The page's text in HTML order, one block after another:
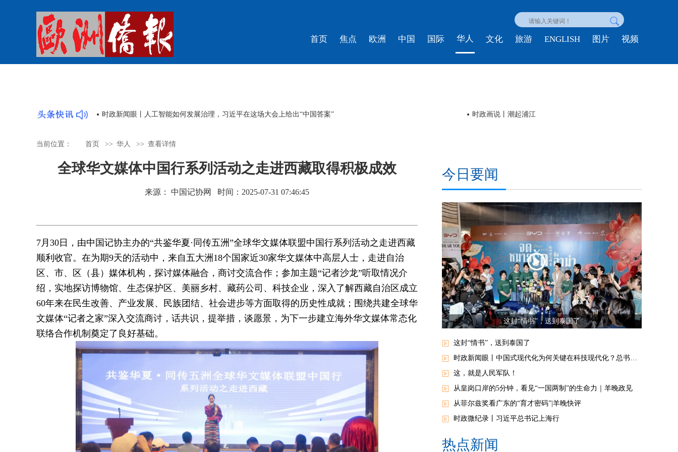
首页 焦点 欧洲 中国 国际 华人 文化 旅游 ENGLISH 图片 视频
习近平在2026世界人工智能大会暨人工智能全球治理高级别会议开幕式上的主旨讲话（全文） 独家视频丨习近平：秉持以人为本、向上向善理念 让人工智能成
当前位置： 首页 >> 华人 >> 查看详情
全球华文媒体中国行系列活动之走进西藏取得积极成效
来源： 中国记协网 时间：2025-07-31 07:46:45
7月30日，由中国记协主办的“共鉴华夏·同传五洲”全球华文媒体联盟中国行系列活动之走进西藏
顺利收官。在为期9天的活动中，来自五大洲18个国家近30家华文媒体中高层人士，走进自治
区、市、区（县）媒体机构，探讨媒体融合，商讨交流合作；参加主题“记者沙龙”听取情况介
绍，实地探访博物馆、生态保护区、美丽乡村、藏药公司、科技企业，深入了解西藏自治区成立
60年来在民生改善、产业发展、民族团结、社会进步等方面取得的历史性成就；围绕共建全球华
文媒体“记者之家”深入交流商讨，话共识，提举措，谈愿景，为下一步建立海外华文媒体常态化
联络合作机制奠定了良好基础。
今日要闻
这封“情书”，送到泰国了
这封“情书”，送到泰国了
时政新闻眼丨中国式现代化为何关键在科技现代化？总书记作出战略指引
这，就是人民军队！
从皇岗口岸的5分钟，看见“一国两制”的生命力｜羊晚政见
从菲尔兹奖看广东的“育才密码”|羊晚快评
时政微纪录丨习近平总书记上海行
热点新闻